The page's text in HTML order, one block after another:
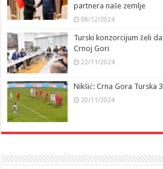
partnera naše zemlje
08/12/2024
Turski konzorcijum želi
Crnoj Gori
22/11/2024
Nikšić: Crna Gora Turska
20/11/2024